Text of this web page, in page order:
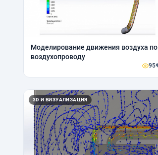
Моделирование движения воздуха по
воздухопроводу
95
3D И ВИЗУАЛИЗАЦИЯ